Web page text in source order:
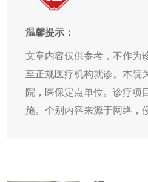
温馨提示：
文章内容仅供参考，不作为
至正规医疗机构就诊。本院
院，医保定点单位。诊疗项
施。个别内容来源于网络，